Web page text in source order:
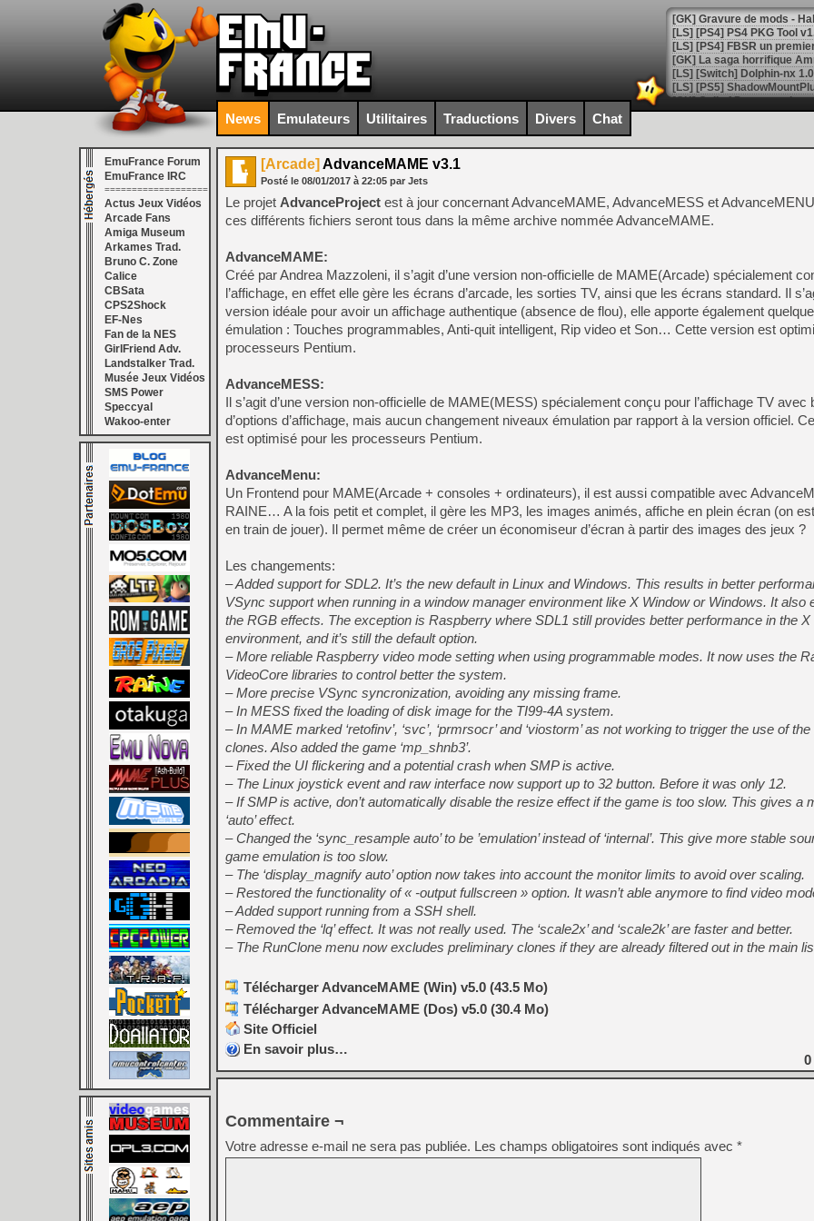
[GK] La saga horrifique
[GK] Le portage de Super
[Mo5] Le jeu de course
[GK] Guillermo del Toro
[GK] Mistfall Hunter : déjà
[GK] Wo Long 2 évolue
[GK] Crossfire : un TPS à
[LS] [PS5] Premiers
[Mo5] DOOM arrive en
[GK] Bethesda fête les 30
[GK] Roblox : l'action en
[GK] Agenda - GeForce
[LS] [PS5] ps5-y2jb-
[GK] Pourquoi Marvel
[GK] Test : Restory : Chill
[GK] GTA 6 : Rockstar
[GK] Hot Wheels Infinite
[GK] Mémoire cash -
[GK] Résultats Nintendo :
[GK] Déjà des
[Mo5] Brickboy cherche à
[GK] Minecraft et ses «
[GK] Beast of
News Emulateurs Utilitaires Traductions Divers Chat
EmuFrance Forum
EmuFrance IRC
===================
Actus Jeux Vidéos
Arcade Fans
Amiga Museum
Arkames Trad.
Bruno C. Zone
Calice
CBSata
CPS2Shock
EF-Nes
Fan de la NES
GirlFriend Adv.
Landstalker Trad.
Musée Jeux Vidéos
SMS Power
Speccyal
Wakoo-enter
[Arcade] AdvanceMAME v3.1
Posté le 08/01/2017 à 22:05 par Jets
Le projet AdvanceProject est à jour concernant AdvanceMAME, AdvanceMESS et
ces différents fichiers seront tous dans la même archive nommée AdvanceMAME.
AdvanceMAME:
Créé par Andrea Mazzoleni, il s’agit d’une version non-officielle de MAME(Arcade) spécialement
l’affichage, en effet elle gère les écrans d’arcade, les sorties TV, ainsi que les écrans standard. Il
version idéale pour avoir un affichage authentique (absence de flou), elle apporte également
émulation : Touches programmables, Anti-quit intelligent, Rip video et Son… Cette version est
processeurs Pentium.
AdvanceMESS:
Il s’agit d’une version non-officielle de MAME(MESS) spécialement conçu pour l’affichage TV avec
d’options d’affichage, mais aucun changement niveaux émulation par rapport à la version officiel.
est optimisé pour les processeurs Pentium.
AdvanceMenu:
Un Frontend pour MAME(Arcade + consoles + ordinateurs), il est aussi compatible avec
RAINE… A la fois petit et complet, il gère les MP3, les images animés, affiche en plein écran (on
en train de jouer). Il permet même de créer un économiseur d’écran à partir des images des jeux ?
Les changements:
– Added support for SDL2. It’s the new default in Linux and Windows. This results in better
VSync support when running in a window manager environment like X Window or Windows. It also
the RGB effects. The exception is Raspberry where SDL1 still provides better performance in the X
environment, and it’s still the default option.
– More reliable Raspberry video mode setting when using programmable modes. It now uses the
VideoCore libraries to control better the system.
– More precise VSync syncronization, avoiding any missing frame.
– In MESS fixed the loading of disk image for the TI99-4A system.
– In MAME marked ‘retofinv’, ‘svc’, ‘prmrsocr’ and ‘viostorm’ as not working to trigger the use of
clones. Also added the game ‘mp_shnb3’.
– Fixed the UI flickering and a potential crash when SMP is active.
– The Linux joystick event and raw interface now support up to 32 button. Before it was only 12.
– If SMP is active, don’t automatically disable the resize effect if the game is too slow. This gives a
‘auto’ effect.
– Changed the ‘sync_resample auto’ to be ’emulation’ instead of ‘internal’. This give more stable
game emulation is too slow.
– The ‘display_magnify auto’ option now takes into account the monitor limits to avoid over scaling.
– Restored the functionality of « -output fullscreen » option. It wasn’t able anymore to find video
– Added support running from a SSH shell.
– Removed the ‘lq’ effect. It was not really used. The ‘scale2x’ and ‘scale2k’ are faster and better.
– The RunClone menu now excludes preliminary clones if they are already filtered out in the main
Télécharger AdvanceMAME (Win) v5.0 (43.5 Mo)
Télécharger AdvanceMAME (Dos) v5.0 (30.4 Mo)
Site Officiel
En savoir plus…
0
Commentaire ¬
Votre adresse e-mail ne sera pas publiée. Les champs obligatoires sont indiqués avec *